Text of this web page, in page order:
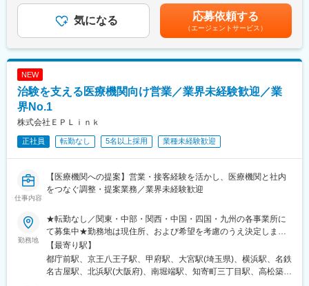
変更の範囲：会社の定める業務
員の方々が長期的に、そして自身の希望を叶えながら働けるよう
な環境をつくることです。フレックス勤務制度の採用、時短制
度、産休育休、育児手当等の制度も充実はもちろん、子育てと両
【充実の教育と豊富なキャリアパス】
・充実の研修制度：CRC社内認定制度を採用しており、自身のレ
ベルに応じ、実務レベル、マネジメントレベル、ディレクターレ
にあたることが可能です。
も、一度に同じ施設内の別の疾患領域のプロジェクトを担当する
こともでき、幅広い経験を積むことや、スペシャリストとして特
た、グループの垣根を超えCRCからSMAやCRAへのキャリアチェ
ンジにとどまらず、先端医療の研究員への転身など、事業の枠を
こえ新たなキャリアにチャレンジされている方もいらっしゃいま
す。
アイロムグループの企業として、同社は先端医療（再生医療・遺
があります。月給(月額)は固定手当を含めた表記です。
気になる 応募依頼する
（エージェントサービス）
NEW
治験を支える医療機関向け営業／業界未経験歓迎／業
界No.1
株式会社ＥＰＬｉｎｋ
正社員 転勤なし 5名以上採用 業種未経験歓迎
仕事内容
【医療機関への提案】営業・接客経験を活かし、医療機関と社内
をつなぐ調整・提案業務／業界未経験歓迎
勤務地
★転勤なし／関東・中部・関西・中国・四国・九州の各事業所に
て募集中★勤務地は現住所、および希望を考慮のうえ決定します
★一部勤務地では自動車通勤OK（面接などでご相談ください）
【各事業部・オフィス】■東京第二事業部（5名在籍）・新宿オフ
ィス・八王子オフィス・山梨オフィス■大宮事業部（10名在籍）■
【最寄り駅】
都庁前駅、京王八王子駅、甲府駅、大宮駅(埼玉県)、横浜駅、名鉄
名古屋駅、北浜駅(大阪府)、南堀端駅、知寄町三丁目駅、高松築港